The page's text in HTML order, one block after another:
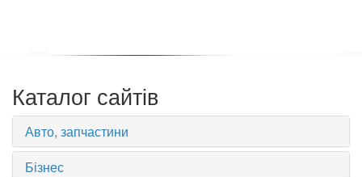
Каталог сайтів
Авто, запчастини
Бізнес